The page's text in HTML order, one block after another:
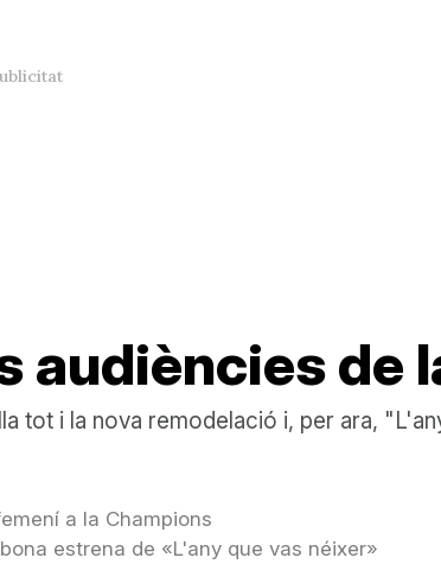
audiències de
tot i la nova remodelació i, per ara,
a la Champions
estrena de «L'any que vas néixer»